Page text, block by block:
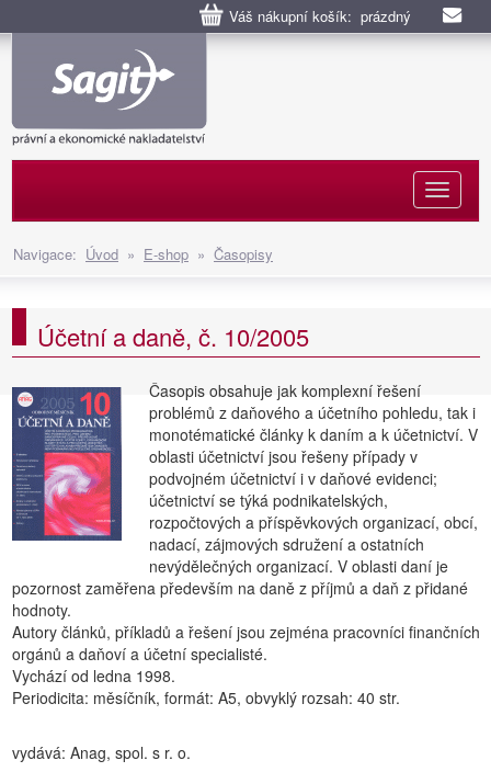
Váš nákupní košík: prázdný
Navigace: Úvod » E-shop » Časopisy
Účetní a daně, č. 10/2005
Časopis obsahuje jak komplexní řešení
problémů z daňového a účetního pohledu, tak i
monotématické články k daním a k účetnictví. V
oblasti účetnictví jsou řešeny případy v
podvojném účetnictví i v daňové evidenci;
účetnictví se týká podnikatelských,
rozpočtových a příspěvkových organizací, obcí,
nadací, zájmových sdružení a ostatních
nevýdělečných organizací. V oblasti daní je
pozornost zaměřena především na daně z příjmů a daň z přidané
hodnoty.
Autory článků, příkladů a řešení jsou zejména pracovníci finančních
orgánů a daňoví a účetní specialisté.
Vychází od ledna 1998.
Periodicita: měsíčník, formát: A5, obvyklý rozsah: 40 str.
vydává: Anag, spol. s r. o.